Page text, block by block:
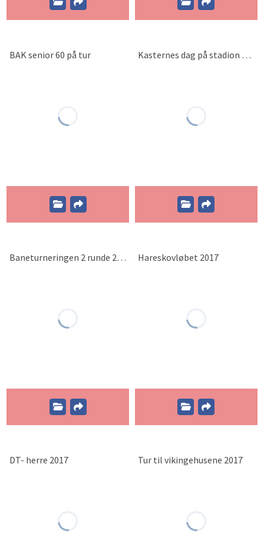
BAK senior 60 på tur Kasternes dag på stadion 2017
Baneturneringen 2 runde 2017 Hareskovløbet 2017
DT- herre 2017 Tur til vikingehusene 2017